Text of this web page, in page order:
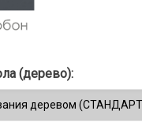
(дерево):